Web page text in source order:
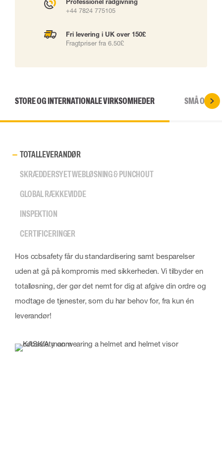
+44 7824 775105
Fri levering i UK over 150£
Fragtpriser fra 6.50£
STORE OG INTERNATIONALE VIRKSOMHEDER SMÅ OG
TOTALLEVERANDØR
SKRÆDDERSYET WEBLØSNING & PUNCHOUT
GLOBAL RÆKKEVIDDE
INSPEKTION
CERTIFICERINGER
Hos ccbsafety får du standardisering samt besparelser
uden at gå på kompromis med sikkerheden. Vi tilbyder en
totalløsning, der gør det nemt for dig at afgive din ordre og
modtage de tjenester, som du har behov for, fra kun én
leverandør!